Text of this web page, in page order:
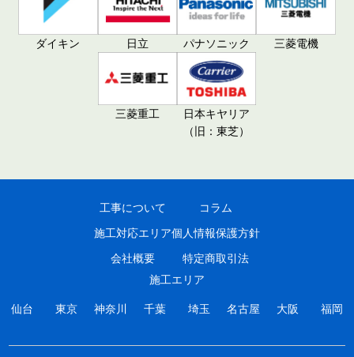
ダイキン 日立 パナソニック 三菱電機
三菱重工
日本キヤリア
（旧：東芝）
工事について
施工対応エリア
会社概要
コラム
個人情報保護方針
特定商取引法
施工エリア
仙台 東京 神奈川 千葉 埼玉 名古屋 大阪 福岡